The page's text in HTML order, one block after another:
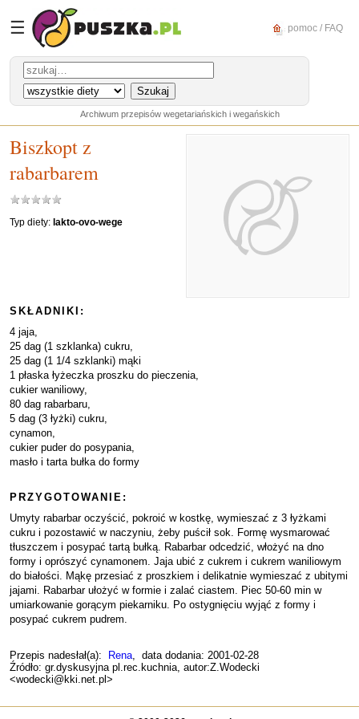
☰ pomoc / FAQ
Archiwum przepisów wegetariańskich i wegańskich
Biszkopt z
rabarbarem
Typ diety: lakto-ovo-wege
SKŁADNIKI:
4 jaja,
25 dag (1 szklanka) cukru,
25 dag (1 1/4 szklanki) mąki
1 płaska łyżeczka proszku do pieczenia,
cukier waniliowy,
80 dag rabarbaru,
5 dag (3 łyżki) cukru,
cynamon,
cukier puder do posypania,
masło i tarta bułka do formy
PRZYGOTOWANIE:
Umyty rabarbar oczyścić, pokroić w kostkę, wymieszać z 3 łyżkami
cukru i pozostawić w naczyniu, żeby puścił sok. Formę wysmarować
tłuszczem i posypać tartą bułką. Rabarbar odcedzić, włożyć na dno
formy i oprószyć cynamonem. Jaja ubić z cukrem i cukrem waniliowym
do białości. Mąkę przesiać z proszkiem i delikatnie wymieszać z ubitymi
jajami. Rabarbar ułożyć w formie i zalać ciastem. Piec 50-60 min w
umiarkowanie gorącym piekarniku. Po ostygnięciu wyjąć z formy i
posypać cukrem pudrem.
Przepis nadesłał(a): Rena, data dodania: 2001-02-28
Źródło: gr.dyskusyjna pl.rec.kuchnia, autor:Z.Wodecki
<wodecki@kki.net.pl>